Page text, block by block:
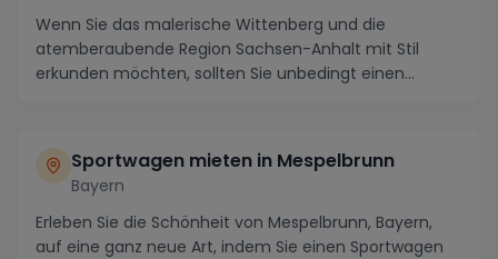
Wenn Sie das malerische Wittenberg und die
atemberaubende Region Sachsen-Anhalt mit Stil
erkunden möchten, sollten Sie unbedingt einen
Sportwagen mieten in Mespelbrunn
Bayern
Erleben Sie die Schönheit von Mespelbrunn, Bayern,
auf eine ganz neue Art, indem Sie einen Sportwagen